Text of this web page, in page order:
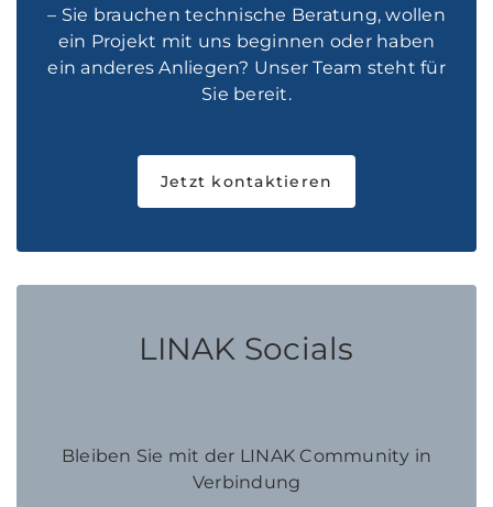
– Sie brauchen technische Beratung, wollen
ein Projekt mit uns beginnen oder haben
ein anderes Anliegen? Unser Team steht für
Sie bereit.
Jetzt kontaktieren
LINAK Socials
Bleiben Sie mit der LINAK Community in
Verbindung